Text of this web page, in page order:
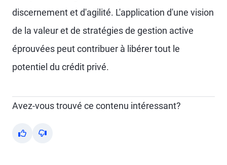
discernement et d'agilité. L'application d'une vision
de la valeur et de stratégies de gestion active
éprouvées peut contribuer à libérer tout le
potentiel du crédit privé.
Avez-vous trouvé ce contenu intéressant?
Yes No